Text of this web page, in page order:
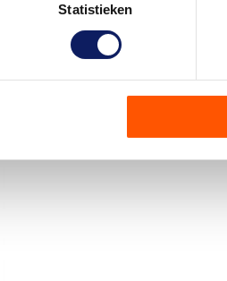
Statistieken